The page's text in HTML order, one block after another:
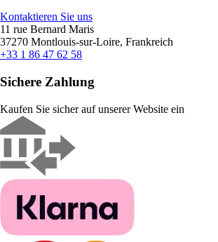
Kontaktieren Sie uns
11 rue Bernard Maris
37270 Montlouis-sur-Loire, Frankreich
+33 1 86 47 62 58
Sichere Zahlung
Kaufen Sie sicher auf unserer Website ein